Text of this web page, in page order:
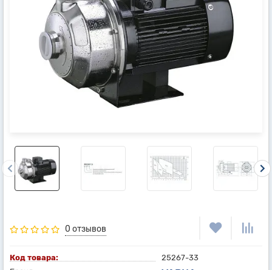
0 отзывов
Код товара:
25267-33